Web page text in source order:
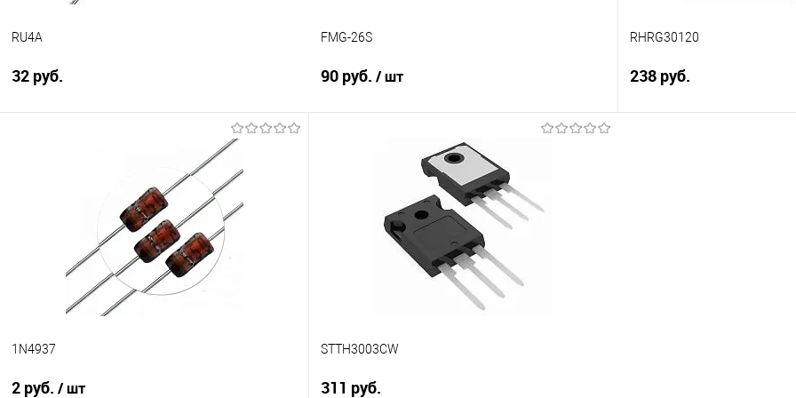
RU4A
32 руб.
Недоступно
FMG-26S
90 руб. / шт
Подписаться
В избранное
Недоступно
RHRG30120
238 руб.
1N4937
2 руб. / шт
STTH3003CW
311 руб.